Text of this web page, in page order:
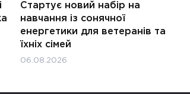
Стартує новий набір на
навчання із сонячної
енергетики для ветеранів та
їхніх сімей
06.08.2026